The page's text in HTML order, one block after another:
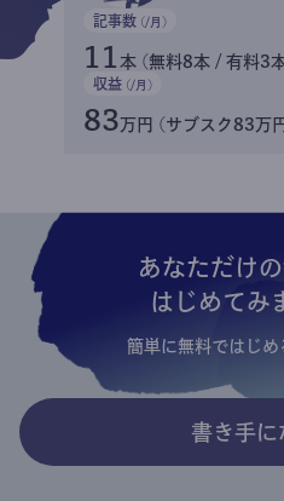
記事数 (/月)
11 本 (無料8本 / 有料3
収益 (/月)
83万円 (サブスク83万
あなただけ
はじめてみ
簡単に無料ではじ
書き手に